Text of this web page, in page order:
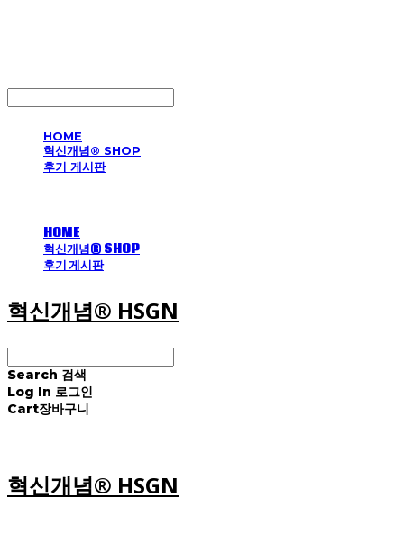
HOME
혁신개념® SHOP
후기 게시판
HOME
혁신개념® SHOP
후기 게시판
혁신개념® HSGN
Search 검색
Log In 로그인
Cart장바구니
혁신개념® HSGN